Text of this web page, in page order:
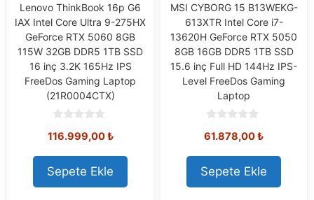
Lenovo ThinkBook 16p G6
IAX Intel Core Ultra 9-275HX
GeForce RTX 5060 8GB
115W 32GB DDR5 1TB SSD
16 inç 3.2K 165Hz IPS
FreeDos Gaming Laptop
(21R0004CTX)
o
t
o
f
5
116.999,00₺
Sepete Ekle
MSI CYBORG 15 B13WEKG-
613XTR Intel Core i7-
13620H GeForce RTX 5050
8GB 16GB DDR5 1TB SSD
15.6 inç Full HD 144Hz IPS-
Level FreeDos Gaming
Laptop
o
t
o
f
5
61.878,00₺
Sepete Ekle